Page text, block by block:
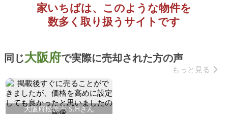
家いちばは、このような物件を
数多く取り扱うサイトです
同じ大阪府で実際に売却された方の声
もっと見る
大阪府松原市 S.Hさん